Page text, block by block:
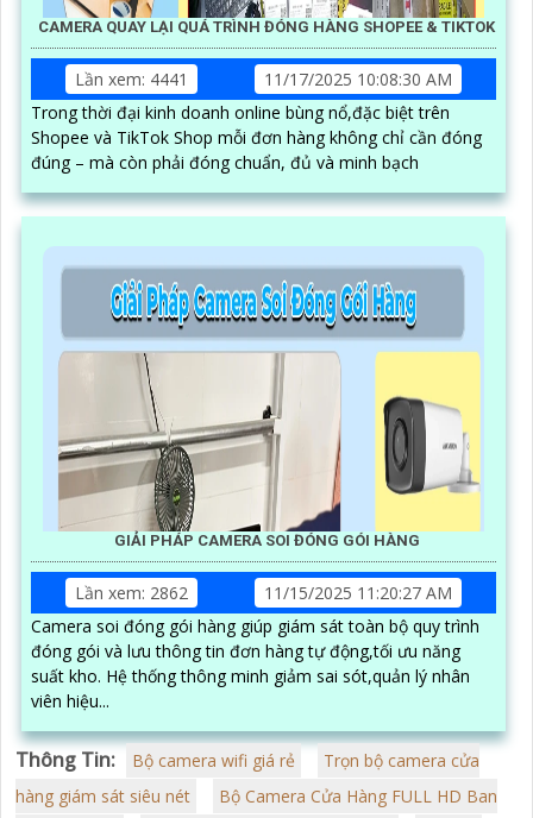
CAMERA QUAY LẠI QUÁ TRÌNH ĐÓNG HÀNG SHOPEE & TIKTOK
Lần xem: 4441
11/17/2025 10:08:30 AM
Trong thời đại kinh doanh online bùng nổ,đặc biệt trên
Shopee và TikTok Shop mỗi đơn hàng không chỉ cần đóng
đúng – mà còn phải đóng chuẩn, đủ và minh bạch
GIẢI PHÁP CAMERA SOI ĐÓNG GÓI HÀNG
Lần xem: 2862
11/15/2025 11:20:27 AM
Camera soi đóng gói hàng giúp giám sát toàn bộ quy trình
đóng gói và lưu thông tin đơn hàng tự động,tối ưu năng
suất kho. Hệ thống thông minh giảm sai sót,quản lý nhân
viên hiệu...
Thông Tin: Bộ camera wifi giá rẻ
Trọn bộ camera cửa
hàng giám sát siêu nét
Bộ Camera Cửa Hàng FULL HD Ban